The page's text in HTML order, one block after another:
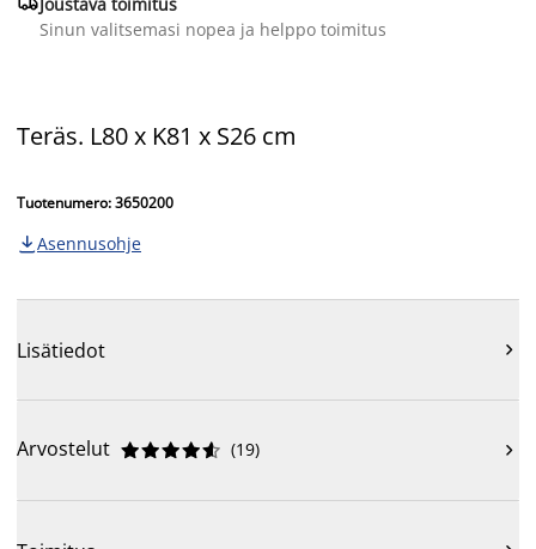
Sinun valitsemasi nopea ja helppo toimitus
Teräs. L80 x K81 x S26 cm
Tuotenumero: 3650200
 Asennusohje
Lisätiedot 
Arvostelut 




 (19) 